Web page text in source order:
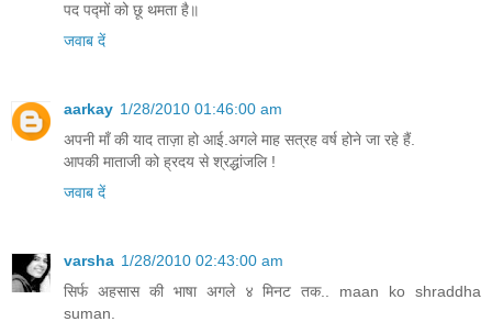
पद पद्मों को छू थमता है॥
जवाब दें
aarkay 1/28/2010 01:46:00 am
अपनी माँ की याद ताज़ा हो आई.अगले माह सत्रह वर्ष होने जा रहे हैं.
आपकी माताजी को ह्रदय से श्रद्धांजलि !
जवाब दें
varsha 1/28/2010 02:43:00 am
सिर्फ अहसास की भाषा अगले ४ मिनट तक.. maan ko shraddha
suman.